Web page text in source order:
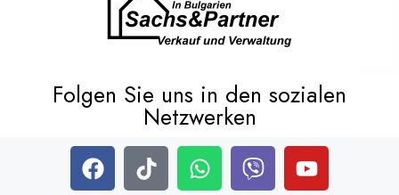
Folgen Sie uns in den sozialen
Netzwerken